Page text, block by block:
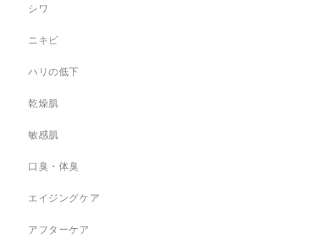
シワ
ニキビ
ハリの低下
乾燥肌
敏感肌
口臭・体臭
エイジングケア
アフターケア